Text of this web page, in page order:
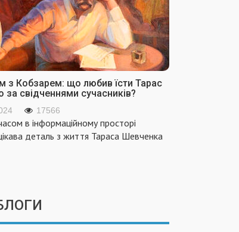
з Кобзарем: що любив їсти Тарас
за свідченнями сучасників?
17566
в інформаційному просторі
деталь з життя Тараса Шевченка